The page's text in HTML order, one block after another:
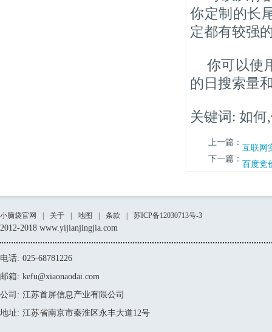
你定制的长
定都有较强
你可以使
的日搜索量
关键词: 如
上一篇： 互联网
下一篇： 百度竞
小脑袋官网 关于 地图 条款 苏ICP备12030713号-3
2012-2018 www.yijianjingjia.com
电话: 025-68781226
邮箱: kefu@xiaonaodai.com
公司: 江苏首屏信息产业有限公司
地址: 江苏省南京市秦淮区永丰大道12号